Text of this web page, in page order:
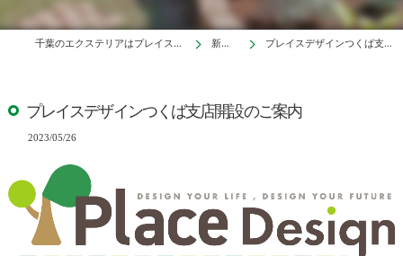
千葉のエクステリアはプレイスデザイン株式会社 新着情報 プレイスデザインつくば支店開設のご案内
プレイスデザインつくば支店開設のご案内
2023/05/26